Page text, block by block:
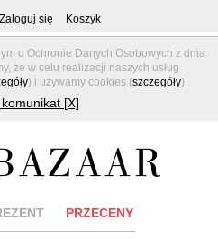
o Ochronie Danych Osobowych z dnia
że w celu realizacji naszych usług
) i używamy cookies (szczegóły).
[X]
Zaloguj się Koszyk
PRZECENY